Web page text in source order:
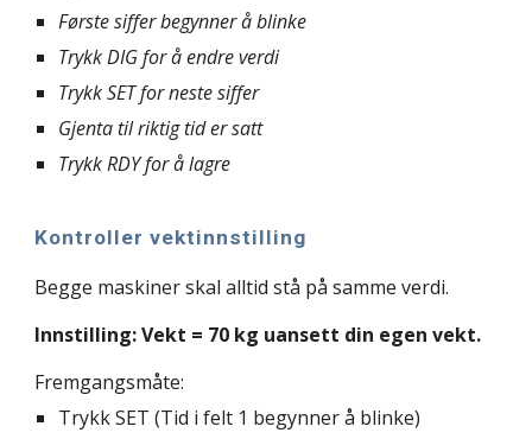
Første siffer begynner å blinke
Trykk DIG for å endre verdi
Trykk SET for neste siffer
Gjenta til riktig tid er satt
Trykk RDY for å lagre
Kontroller vektinnstilling
Begge maskiner skal alltid stå på samme verdi.
Innstilling: Vekt = 70 kg uansett din egen vekt.
Fremgangsmåte:
Trykk SET (Tid i felt 1 begynner å blinke)